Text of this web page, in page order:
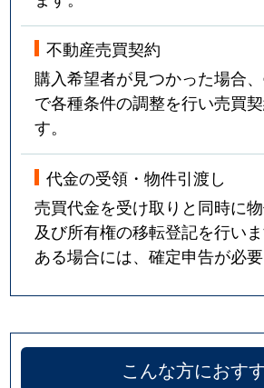
不動産売買契約
購入希望者が見つかった場合
で各種条件の調整を行い売買
す。
代金の受領・物件引渡し
売買代金を受け取りと同時に
及び所有権の移転登記を行い
ある場合には、確定申告が必要
こんな方におす